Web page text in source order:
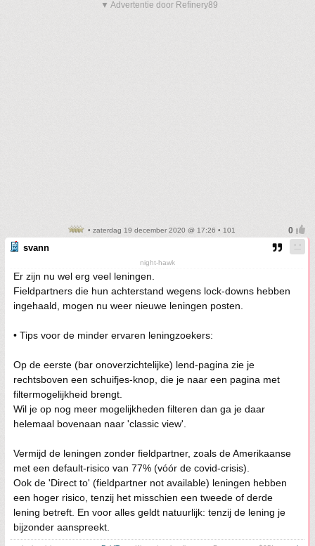
▼ Advertentie door Refinery89
• zaterdag 19 december 2020 @ 17:26 • 101
svann
night-hawk
Er zijn nu wel erg veel leningen.
Fieldpartners die hun achterstand wegens lock-downs hebben
ingehaald, mogen nu weer nieuwe leningen posten.
• Tips voor de minder ervaren leningzoekers:
Op de eerste (bar onoverzichtelijke) lend-pagina zie je
rechtsboven een schuifjes-knop, die je naar een pagina met
filtermogelijkheid brengt.
Wil je op nog meer mogelijkheden filteren dan ga je daar
helemaal bovenaan naar 'classic view'.
Vermijd de leningen zonder fieldpartner, zoals de Amerikaanse
met een default-risico van 77% (vóór de covid-crisis).
Ook de 'Direct to' (fieldpartner not available) leningen hebben
een hoger risico, tenzij het misschien een tweede of derde
lening betreft. En voor alles geldt natuurlijk: tenzij de lening je
bijzonder aanspreekt.